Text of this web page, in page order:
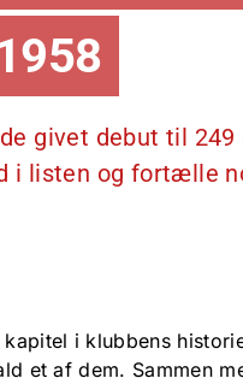
givet debut til
i listen og fortælle
i klubbens
et af dem. Sammen